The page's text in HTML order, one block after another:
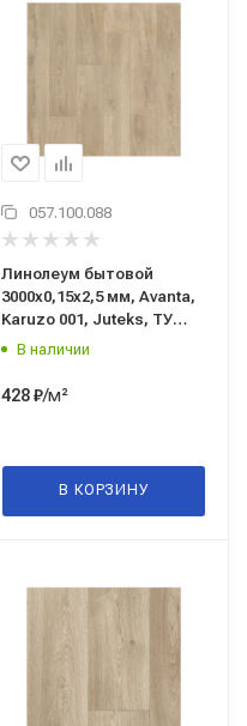
057.100.088
Линолеум бытовой
3000x0,15x2,5 мм, Avanta,
Karuzo 001, Juteks, ТУ
5771-010-97450201-2019
В наличии
428₽/м²
В КОРЗИНУ